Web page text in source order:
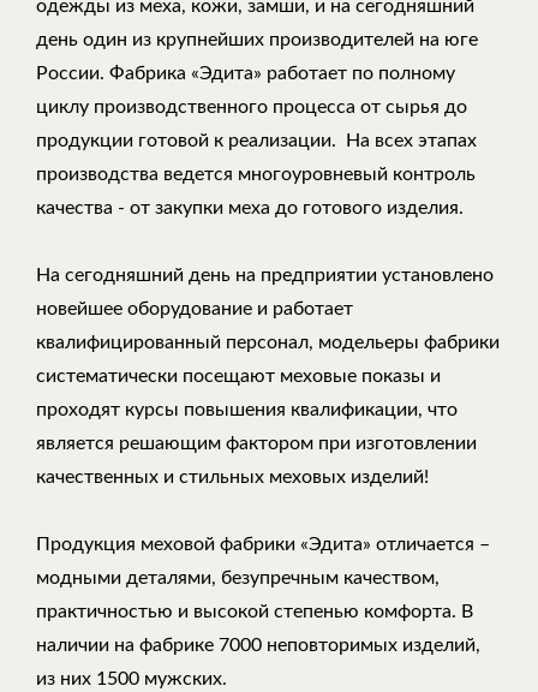
одежды из меха, кожи, замши, и на сегодняшний
день один из крупнейших производителей на юге
России. Фабрика «Эдита» работает по полному
циклу производственного процесса от сырья до
продукции готовой к реализации. На всех этапах
производства ведется многоуровневый контроль
качества - от закупки меха до готового изделия.
На сегодняшний день на предприятии установлено
новейшее оборудование и работает
квалифицированный персонал, модельеры фабрики
систематически посещают меховые показы и
проходят курсы повышения квалификации, что
является решающим фактором при изготовлении
качественных и стильных меховых изделий!
Продукция меховой фабрики «Эдита» отличается –
модными деталями, безупречным качеством,
практичностью и высокой степенью комфорта. В
наличии на фабрике 7000 неповторимых изделий,
из них 1500 мужских.